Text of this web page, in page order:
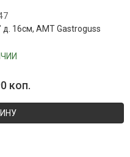
16см, AMT Gastroguss
коп.